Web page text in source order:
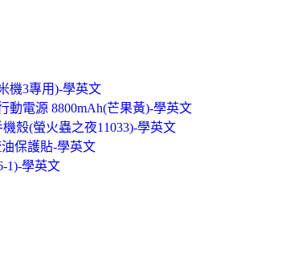
機3專用)-學英文
動電源 8800mAh(芒果黃)-學英文
機殼(螢火蟲之夜11033)-學英文
保護貼-學英文
1)-學英文